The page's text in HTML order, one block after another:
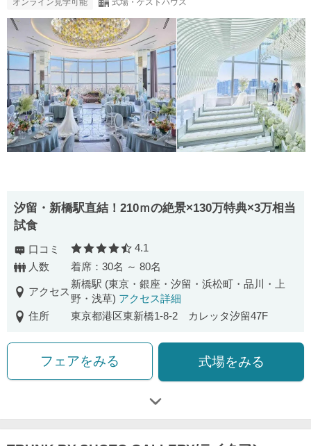
オンライン見学可能 式場・ゲストハウス
汐留・新橋駅直結！210ｍの絶景×130万特典×3万相当
試食
口コミ 口コミ評価
4.1
人数
着席：30名 ～ 80名
アクセス
新橋駅 (東京・銀座・汐留・浜松町・品川・上
野・浅草) アクセス詳細
住所
東京都港区東新橋1-8-2 カレッタ汐留47F
フェアをみる 式場をみる